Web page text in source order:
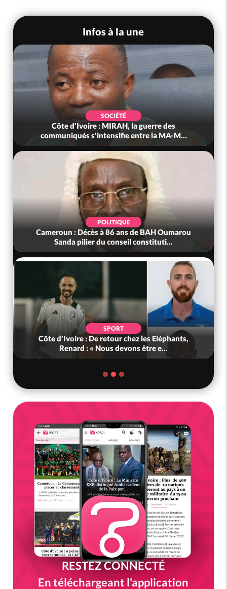
Infos à la une
SOCIÉTÉ
Côte d'Ivoire : MIRAH, la guerre des
communiqués s'intensifie entre la MA-M...
POLITIQUE
Cameroun : Décès à 86 ans de BAH Oumarou
Sanda pilier du conseil constituti...
SPORT
Côte d'Ivoire : De retour chez les Eléphants,
Renard : « Nous devons être e...
RESTEZ CONNECTÉ
En téléchargeant l'application